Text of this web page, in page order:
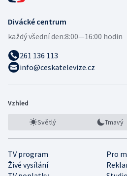
Divácké centrum
každý všední den:8:00—16:00 hodin
261 136 113
info@ceskatelevize.cz
Vzhled
Světlý Tmavý
TV program
Pro
Živé vysílání